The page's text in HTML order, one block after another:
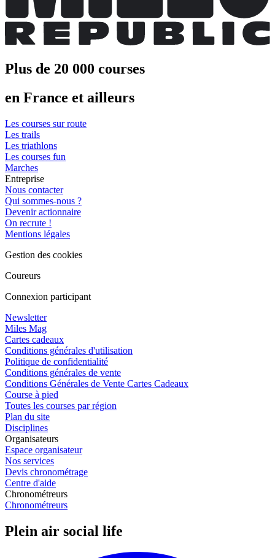
Plus de 20 000 courses
en France et ailleurs
Les courses sur route
Les trails
Les triathlons
Les courses fun
Marches
Entreprise
Nous contacter
Qui sommes-nous ?
Devenir actionnaire
On recrute !
Mentions légales
Gestion des cookies
Coureurs
Connexion participant
Newsletter
Miles Mag
Cartes cadeaux
Conditions générales d'utilisation
Politique de confidentialité
Conditions générales de vente
Conditions Générales de Vente Cartes Cadeaux
Course à pied
Toutes les courses par région
Plan du site
Disciplines
Organisateurs
Espace organisateur
Nos services
Devis chronométrage
Centre d'aide
Chronométreurs
Chronométreurs
Plein air social life